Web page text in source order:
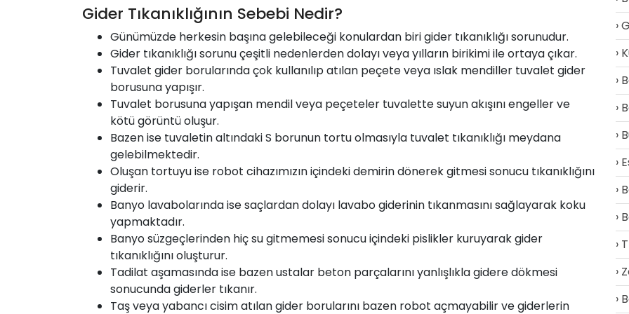
Gider Tıkanıklığının Sebebi Nedir?
Günümüzde herkesin başına gelebileceği konulardan biri gider tıkanıklığı sorunudur.
Gider tıkanıklığı sorunu çeşitli nedenlerden dolayı veya yılların birikimi ile ortaya çıkar.
Tuvalet gider borularında çok kullanılıp atılan peçete veya ıslak mendiller tuvalet gider
borusuna yapışır.
Tuvalet borusuna yapışan mendil veya peçeteler tuvalette suyun akışını engeller ve
kötü görüntü oluşur.
Bazen ise tuvaletin altındaki S borunun tortu olmasıyla tuvalet tıkanıklığı meydana
gelebilmektedir.
Oluşan tortuyu ise robot cihazımızın içindeki demirin dönerek gitmesi sonucu tıkanıklığını
giderir.
Banyo lavabolarında ise saçlardan dolayı lavabo giderinin tıkanmasını sağlayarak koku
yapmaktadır.
Banyo süzgeçlerinden hiç su gitmemesi sonucu içindeki pislikler kuruyarak gider
tıkanıklığını oluşturur.
Tadilat aşamasında ise bazen ustalar beton parçalarını yanlışlıkla gidere dökmesi
sonucunda giderler tıkanır.
Taş veya yabancı cisim atılan gider borularını bazen robot açmayabilir ve giderlerin